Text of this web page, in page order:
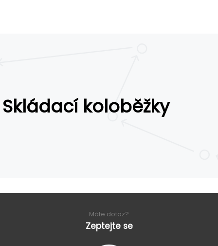
Skládací koloběžky
Máte dotaz?
Zeptejte se